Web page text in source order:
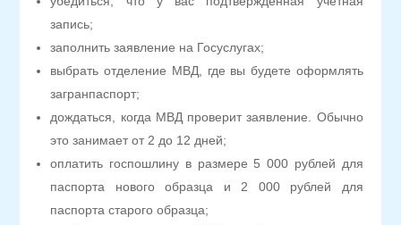
запись;
заполнить заявление на Госуслугах;
выбрать отделение МВД, где вы будете оформлять
загранпаспорт;
дождаться, когда МВД проверит заявление. Обычно
это занимает от 2 до 12 дней;
оплатить госпошлину в размере 5 000 рублей для
паспорта нового образца и 2 000 рублей для
паспорта старого образца;